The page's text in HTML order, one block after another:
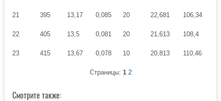
21 395 13,17 0,085 20 22,681 106,34
22 405 13,5 0,081 20 21,613 108,4
23 415 13,67 0,078 10 20,813 110,46
Страницы: 1 2
Смотрите также: